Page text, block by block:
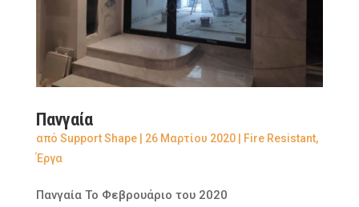
Πανγαία
από Support Shape| 26 Μαρτίου 2020| Fire Resistant,
Έργα
Πανγαία Το Φεβρουάριο του 2020